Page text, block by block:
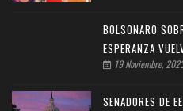
BOLSONARO
ESPERANZA
19 Noviembre,
SENADORES DE